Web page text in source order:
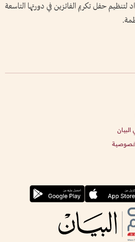
لتنظيم حفل تكريم الفائزين في دورتها التاسعة